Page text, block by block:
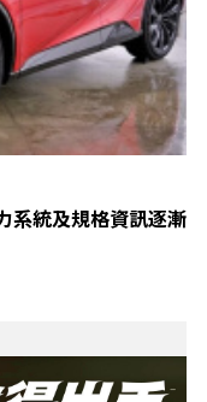
統及規格資訊逐漸